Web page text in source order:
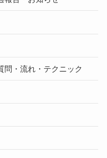
問・流れ・テクニック